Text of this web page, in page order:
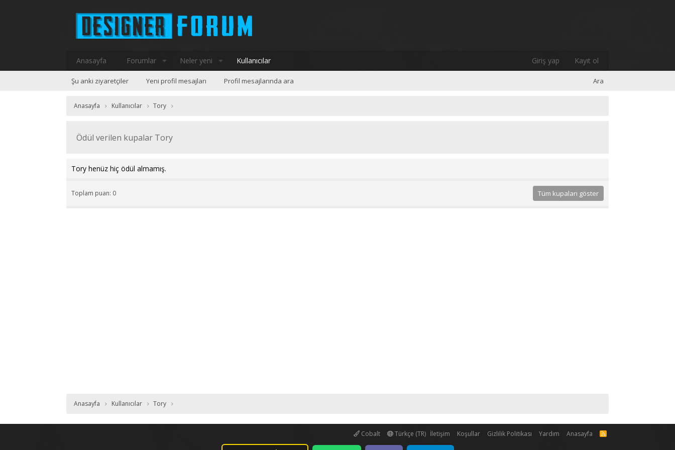
Anasayfa Forumlar Neler yeni Kullanıcılar Giriş yap Kayıt ol
Şu anki ziyaretçiler Yeni profil mesajları Profil mesajlarında ara Ara
Anasayfa Kullanıcılar Tory
Ödül verilen kupalar Tory
Tory henüz hiç ödül almamış.
Toplam puan: 0 Tüm kupaları göster
Anasayfa Kullanıcılar Tory
Cobalt Türkçe (TR) İletişim Koşullar Gizlilik Politikası Yardım Anasayfa
R